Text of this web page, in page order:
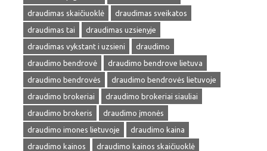
draudimas skaičiuoklė
draudimas sveikatos
draudimas tai
draudimas uzsienyje
draudimas vykstant i uzsieni
draudimo
draudimo bendrovė
draudimo bendrove lietuva
draudimo bendrovės
draudimo bendrovės lietuvoje
draudimo brokeriai
draudimo brokeriai siauliai
draudimo brokeris
draudimo įmonės
draudimo imones lietuvoje
draudimo kaina
draudimo kainos
draudimo kainos skaičiuoklė